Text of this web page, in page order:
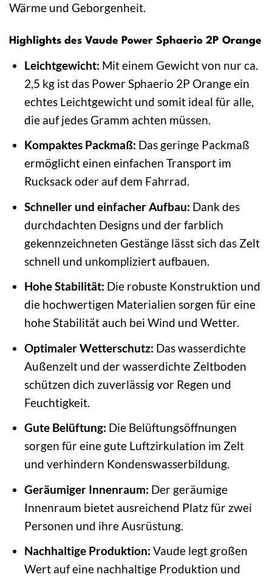
Wärme und Geborgenheit.
Highlights des Vaude Power Sphaerio 2P Orange
Leichtgewicht: Mit einem Gewicht von nur ca.
2,5 kg ist das Power Sphaerio 2P Orange ein
echtes Leichtgewicht und somit ideal für alle,
die auf jedes Gramm achten müssen.
Kompaktes Packmaß: Das geringe Packmaß
ermöglicht einen einfachen Transport im
Rucksack oder auf dem Fahrrad.
Schneller und einfacher Aufbau: Dank des
durchdachten Designs und der farblich
gekennzeichneten Gestänge lässt sich das Zelt
schnell und unkompliziert aufbauen.
Hohe Stabilität: Die robuste Konstruktion und
die hochwertigen Materialien sorgen für eine
hohe Stabilität auch bei Wind und Wetter.
Optimaler Wetterschutz: Das wasserdichte
Außenzelt und der wasserdichte Zeltboden
schützen dich zuverlässig vor Regen und
Feuchtigkeit.
Gute Belüftung: Die Belüftungsöffnungen
sorgen für eine gute Luftzirkulation im Zelt
und verhindern Kondenswasserbildung.
Geräumiger Innenraum: Der geräumige
Innenraum bietet ausreichend Platz für zwei
Personen und ihre Ausrüstung.
Nachhaltige Produktion: Vaude legt großen
Wert auf eine nachhaltige Produktion und